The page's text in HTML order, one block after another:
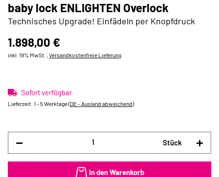
baby lock ENLIGHTEN Overlock
Technisches Upgrade! Einfädeln per Knopfdruck
1.898,00 €
inkl. 19% MwSt. , Versandkostenfreie Lieferung
Sofort verfügbar
Lieferzeit: 1 - 5 Werktage(DE - Ausland abweichend)
Stück
In den Warenkorb